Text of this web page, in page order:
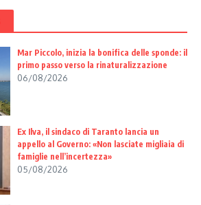
Mar Piccolo, inizia la bonifica delle sponde: il
primo passo verso la rinaturalizzazione
06/08/2026
Ex Ilva, il sindaco di Taranto lancia un
appello al Governo: «Non lasciate migliaia di
famiglie nell’incertezza»
05/08/2026